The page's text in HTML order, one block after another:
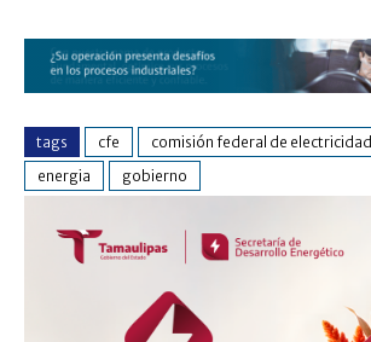
tags cfe comisión federal de electricidad
energia
gobierno